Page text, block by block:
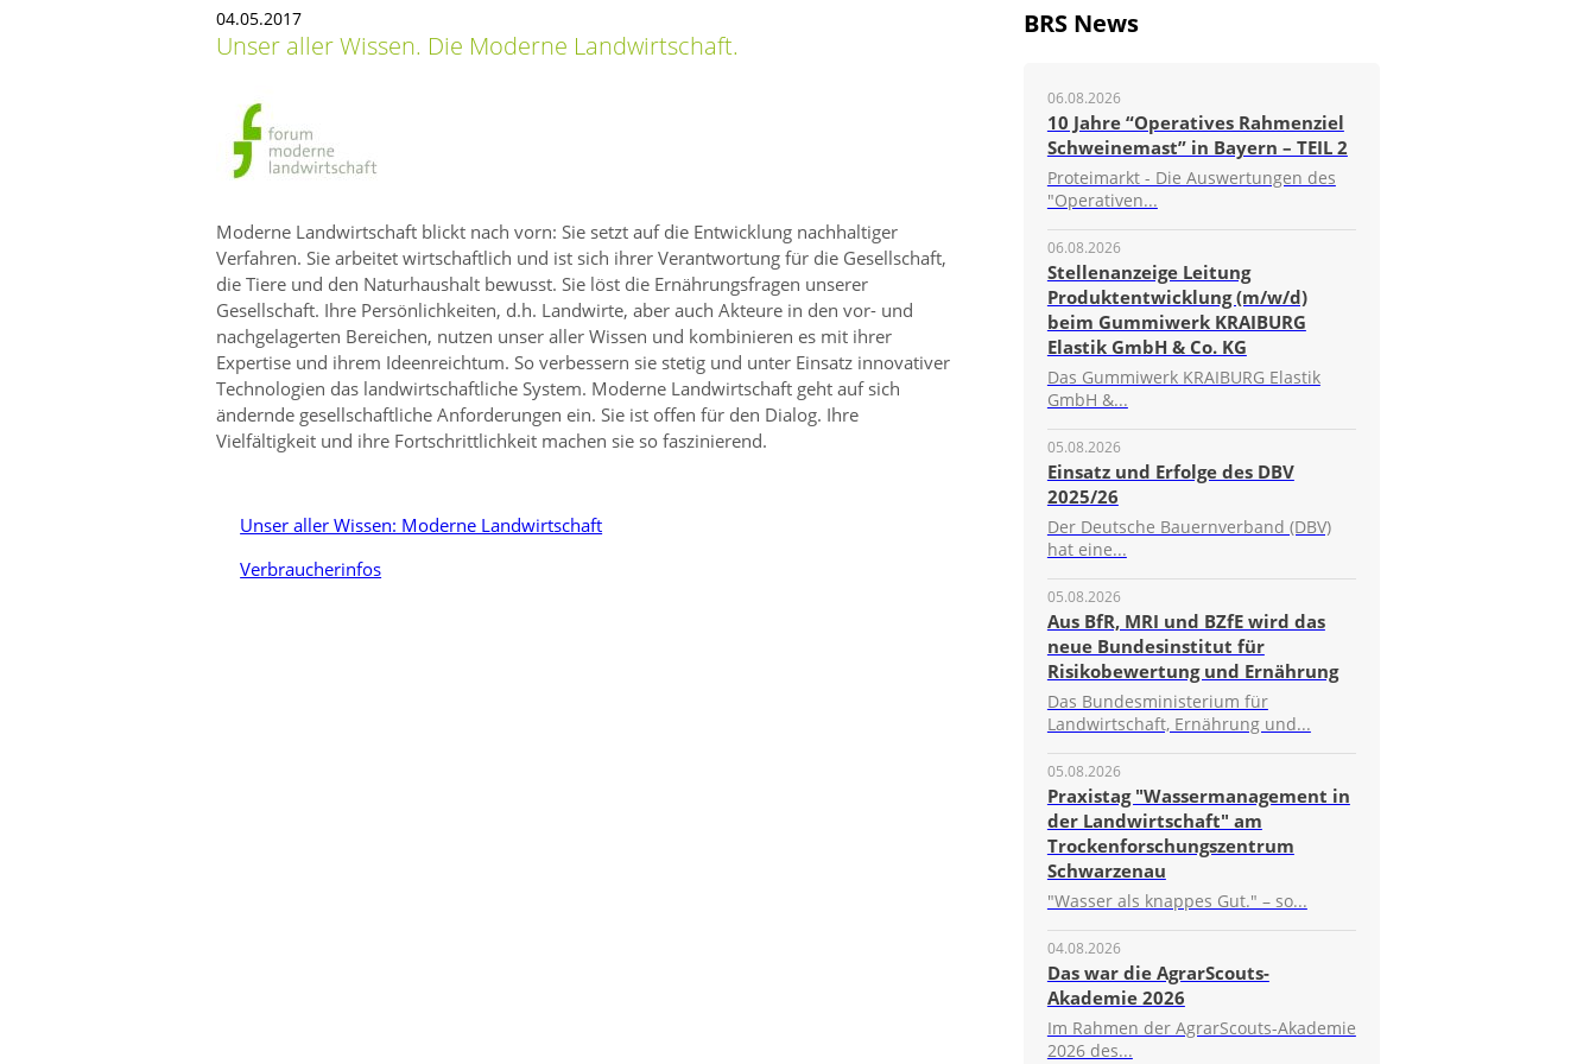
BRS News
06.08.2026
10 Jahre “Operatives Rahmenziel
Schweinemast” in Bayern – TEIL 2
Proteimarkt - Die Auswertungen des
"Operativen...
06.08.2026
Stellenanzeige Leitung
Produktentwicklung (m/w/d)
beim Gummiwerk KRAIBURG
Elastik GmbH & Co. KG
Das Gummiwerk KRAIBURG Elastik
GmbH &...
05.08.2026
Einsatz und Erfolge des DBV
2025/26
Der Deutsche Bauernverband (DBV)
hat eine...
05.08.2026
Aus BfR, MRI und BZfE wird das
neue Bundesinstitut für
Risikobewertung und Ernährung
Das Bundesministerium für
Landwirtschaft, Ernährung und...
05.08.2026
Praxistag "Wassermanagement in
der Landwirtschaft" am
Trockenforschungszentrum
Schwarzenau
"Wasser als knappes Gut." – so...
04.08.2026
Das war die AgrarScouts-
Akademie 2026
Im Rahmen der AgrarScouts-Akademie
2026 des...
04.05.2017
Unser aller Wissen. Die Moderne Landwirtschaft.
Moderne Landwirtschaft blickt nach vorn: Sie setzt auf die Entwicklung nachhaltiger
Verfahren. Sie arbeitet wirtschaftlich und ist sich ihrer Verantwortung für die Gesellschaft,
die Tiere und den Naturhaushalt bewusst. Sie löst die Ernährungsfragen unserer
Gesellschaft. Ihre Persönlichkeiten, d.h. Landwirte, aber auch Akteure in den vor- und
nachgelagerten Bereichen, nutzen unser aller Wissen und kombinieren es mit ihrer
Expertise und ihrem Ideenreichtum. So verbessern sie stetig und unter Einsatz innovativer
Technologien das landwirtschaftliche System. Moderne Landwirtschaft geht auf sich
ändernde gesellschaftliche Anforderungen ein. Sie ist offen für den Dialog. Ihre
Vielfältigkeit und ihre Fortschrittlichkeit machen sie so faszinierend.
Unser aller Wissen: Moderne Landwirtschaft
Verbraucherinfos